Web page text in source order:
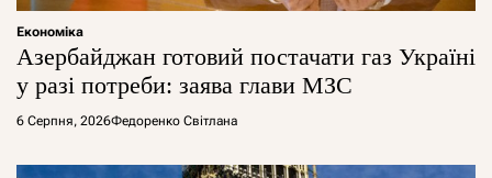
Економіка
Азербайджан готовий постачати газ Україні
у разі потреби: заява глави МЗС
6 Серпня, 2026Федоренко Світлана